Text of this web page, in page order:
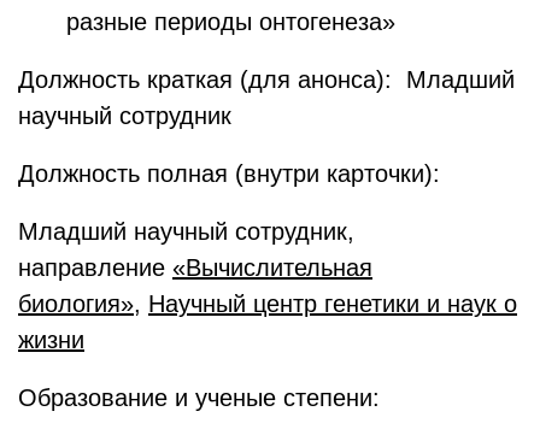
разные периоды онтогенеза»
Должность краткая (для анонса): Младший
научный сотрудник
Должность полная (внутри карточки):
Младший научный сотрудник,
направление «Вычислительная
биология», Научный центр генетики и наук о
жизни
Образование и ученые степени: